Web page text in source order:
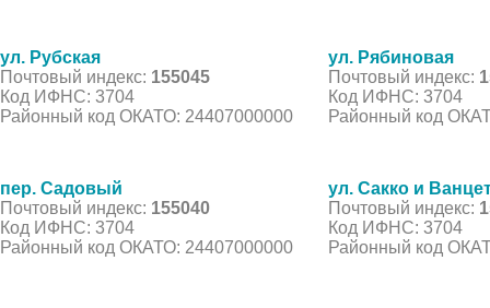
ул. Рубская
Почтовый индекс: 155045
Код ИФНС: 3704
Районный код ОКАТО: 24407000000
ул. Рябиновая
Почтовый индекс:
Код ИФНС: 3704
Районный код
пер. Садовый
Почтовый индекс: 155040
Код ИФНС: 3704
Районный код ОКАТО: 24407000000
ул. Сакко и
Почтовый индекс:
Код ИФНС: 3704
Районный код